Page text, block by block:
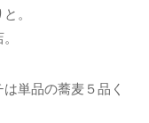
。
単品の蕎麦５品く